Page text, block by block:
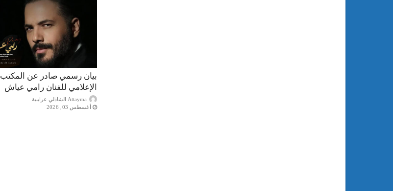
بيان رسمي صادر عن المكتب
الإعلامي للفنان رامي عياش
Attayma الشاذلي عرايبية
أغسطس 03, 2026